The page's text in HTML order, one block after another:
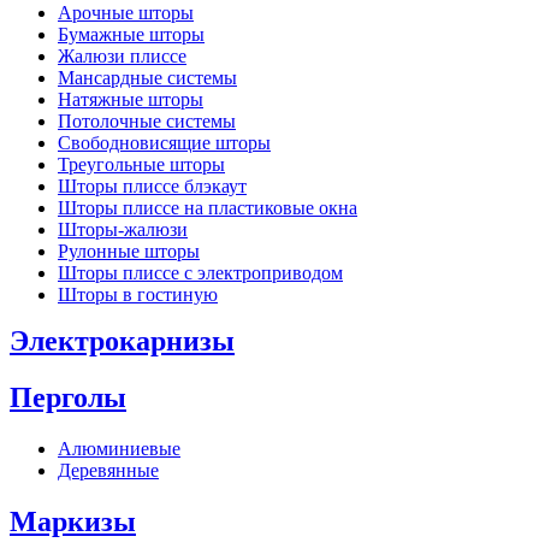
Арочные шторы
Бумажные шторы
Жалюзи плиссе
Мансардные системы
Натяжные шторы
Потолочные системы
Свободновисящие шторы
Треугольные шторы
Шторы плиссе блэкаут
Шторы плиссе на пластиковые окна
Шторы-жалюзи
Рулонные шторы
Шторы плиссе с электроприводом
Шторы в гостиную
Электрокарнизы
Перголы
Алюминиевые
Деревянные
Маркизы